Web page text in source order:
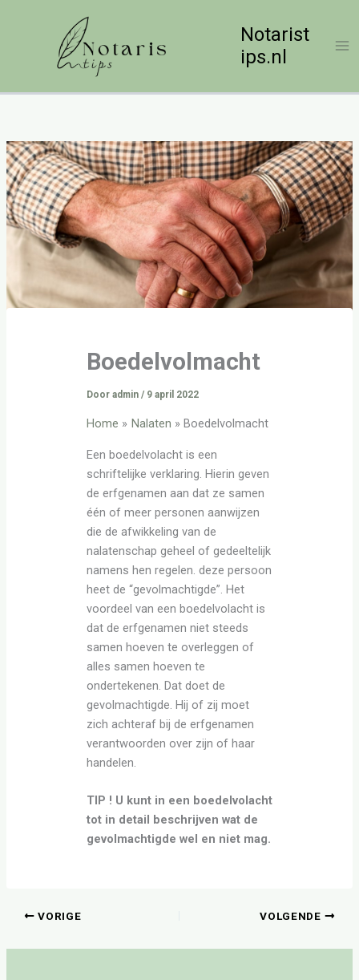
Notarist
ips.nl
Boedelvolmacht
Door admin / 9 april 2022
Home Nalaten Boedelvolmacht
Een boedelvolacht is een
schriftelijke verklaring. Hierin geven
de erfgenamen aan dat ze samen
één of meer personen aanwijzen
die de afwikkeling van de
nalatenschap geheel of gedeeltelijk
namens hen regelen. deze persoon
heet de “gevolmachtigde”. Het
voordeel van een boedelvolacht is
dat de erfgenamen niet steeds
samen hoeven te overleggen of
alles samen hoeven te
ondertekenen. Dat doet de
gevolmachtigde. Hij of zij moet
zich achteraf bij de erfgenamen
verantwoorden over zijn of haar
handelen.
TIP ! U kunt in een boedelvolacht
tot in detail beschrijven wat de
gevolmachtigde wel en niet mag.
VORIGE VOLGENDE